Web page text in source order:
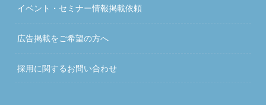
イベント・セミナー情報掲載依頼
広告掲載をご希望の方へ
採用に関するお問い合わせ